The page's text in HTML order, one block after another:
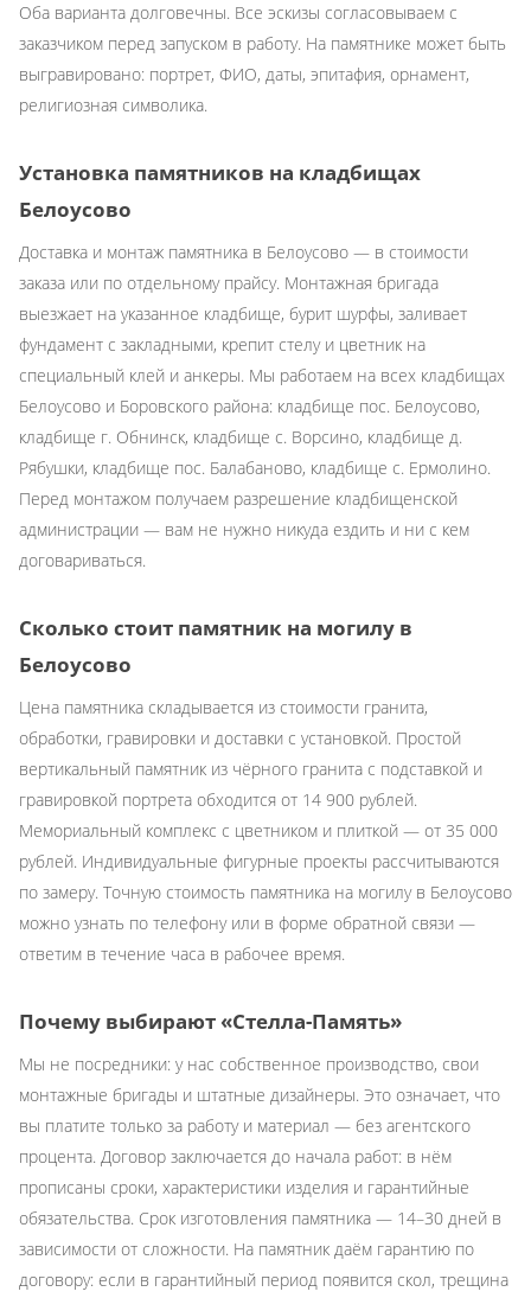
Оба варианта долговечны. Все эскизы согласовываем с
заказчиком перед запуском в работу. На памятнике может быть
выгравировано: портрет, ФИО, даты, эпитафия, орнамент,
религиозная символика.
Установка памятников на кладбищах
Белоусово
Доставка и монтаж памятника в Белоусово — в стоимости
заказа или по отдельному прайсу. Монтажная бригада
выезжает на указанное кладбище, бурит шурфы, заливает
фундамент с закладными, крепит стелу и цветник на
специальный клей и анкеры. Мы работаем на всех кладбищах
Белоусово и Боровского района: кладбище пос. Белоусово,
кладбище г. Обнинск, кладбище с. Ворсино, кладбище д.
Рябушки, кладбище пос. Балабаново, кладбище с. Ермолино.
Перед монтажом получаем разрешение кладбищенской
администрации — вам не нужно никуда ездить и ни с кем
договариваться.
Сколько стоит памятник на могилу в
Белоусово
Цена памятника складывается из стоимости гранита,
обработки, гравировки и доставки с установкой. Простой
вертикальный памятник из чёрного гранита с подставкой и
гравировкой портрета обходится от 14 900 рублей.
Мемориальный комплекс с цветником и плиткой — от 35 000
рублей. Индивидуальные фигурные проекты рассчитываются
по замеру. Точную стоимость памятника на могилу в Белоусово
можно узнать по телефону или в форме обратной связи —
ответим в течение часа в рабочее время.
Почему выбирают «Стелла-Память»
Мы не посредники: у нас собственное производство, свои
монтажные бригады и штатные дизайнеры. Это означает, что
вы платите только за работу и материал — без агентского
процента. Договор заключается до начала работ: в нём
прописаны сроки, характеристики изделия и гарантийные
обязательства. Срок изготовления памятника — 14–30 дней в
зависимости от сложности. На памятник даём гарантию по
договору: если в гарантийный период появится скол, трещина